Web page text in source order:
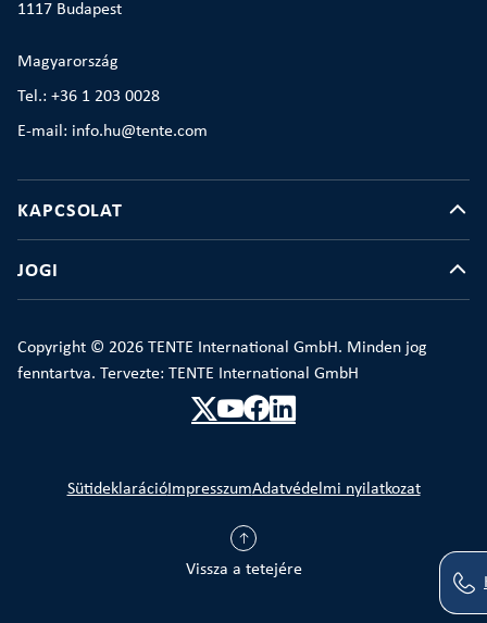
1117 Budapest
Magyarország
Tel.: +36 1 203 0028
E-mail: info.hu@tente.com
KAPCSOLAT
JOGI
Copyright © 2026 TENTE International GmbH. Minden jog
fenntartva. Tervezte: TENTE International GmbH
Vissza a tetejére
SütideklarációImpresszumAdatvédelmi nyilatkozat